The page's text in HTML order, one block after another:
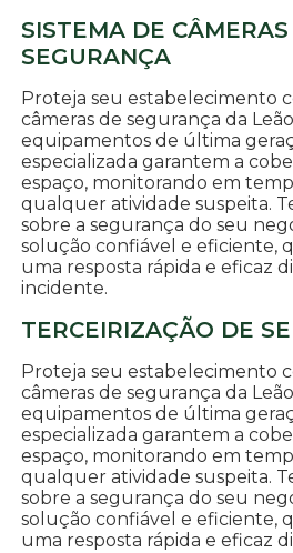
SISTEMA DE
SEGURANÇA
Proteja seu estabelecimento
câmeras de segurança da
equipamentos de última
especializada garantem a
espaço, monitorando em
qualquer atividade suspeita.
sobre a segurança do seu
solução confiável e eficiente,
uma resposta rápida e eficaz
incidente.
TERCEIRIZAÇÃO DE
Proteja seu estabelecimento
câmeras de segurança da
equipamentos de última
especializada garantem a
espaço, monitorando em
qualquer atividade suspeita.
sobre a segurança do seu
solução confiável e eficiente,
uma resposta rápida e eficaz